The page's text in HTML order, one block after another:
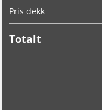
Pris dekk
Totalt